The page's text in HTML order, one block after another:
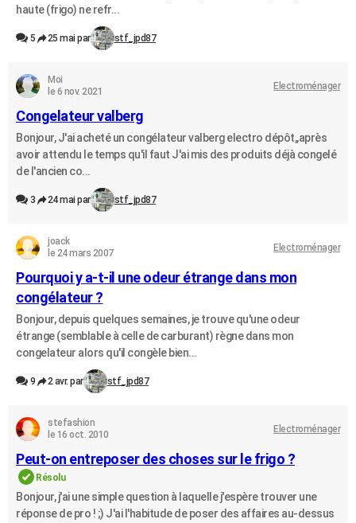
haute (frigo) ne refr...
5 25 mai par stf_jpd87
Moi
le 6 nov. 2021
Electroménager
Congelateur valberg
Bonjour, J'ai acheté un congélateur valberg electro dépôt,,après
avoir attendu le temps qu'il faut J'ai mis des produits déjà congelé
de l'ancien co...
3 24 mai par stf_jpd87
joack
le 24 mars 2007
Electroménager
Pourquoi y a-t-il une odeur étrange dans mon
congélateur ?
Bonjour, depuis quelques semaines, je trouve qu'une odeur
étrange (semblable à celle de carburant) règne dans mon
congelateur alors qu'il congèle bien...
9 2 avr. par stf_jpd87
stefashion
le 16 oct. 2010
Electroménager
Peut-on entreposer des choses sur le frigo ?
Résolu
Bonjour, j'ai une simple question à laquelle j'espère trouver une
réponse de pro ! ;) J'ai l'habitude de poser des affaires au-dessus